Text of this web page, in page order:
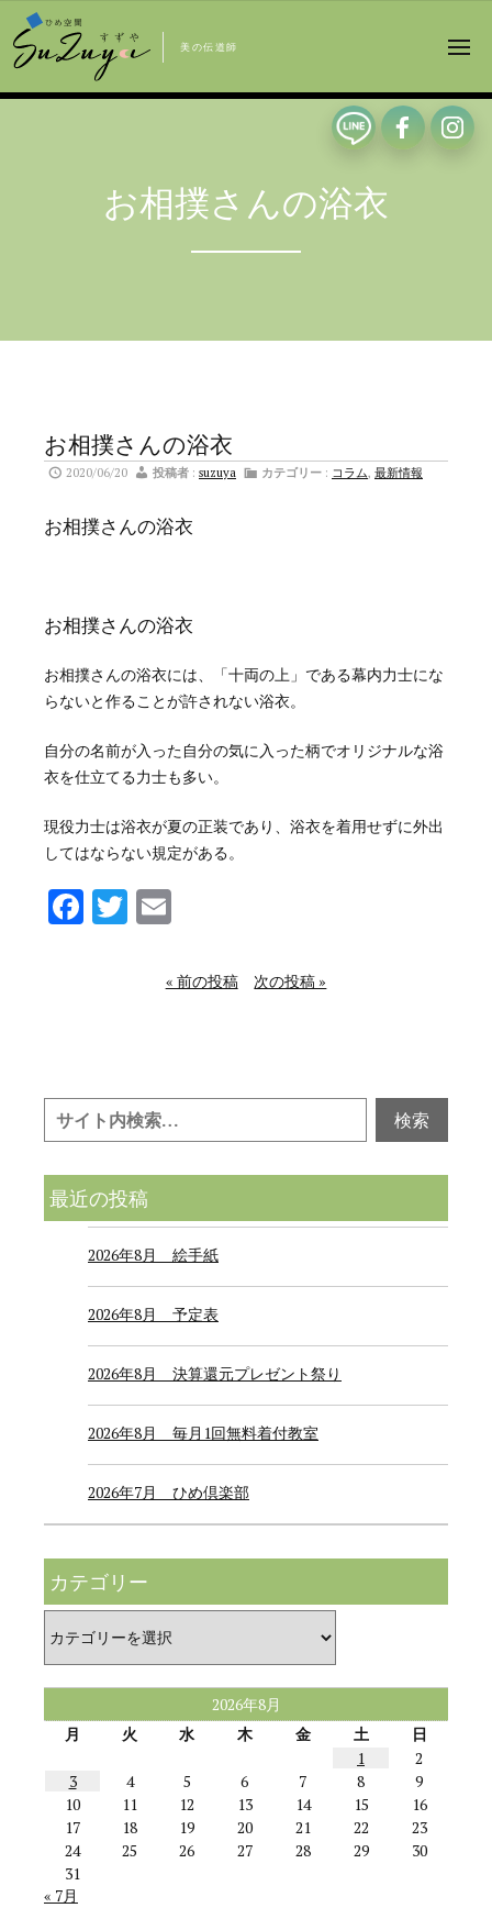
美の伝道師
お相撲さんの浴衣
お相撲さんの浴衣
2020/06/20 投稿者 : suzuya カテゴリー : コラム, 最新情報
お相撲さんの浴衣
お相撲さんの浴衣
お相撲さんの浴衣には、「十両の上」である幕内力士にな
らないと作ることが許されない浴衣。
自分の名前が入った自分の気に入った柄でオリジナルな浴
衣を仕立てる力士も多い。
現役力士は浴衣が夏の正装であり、浴衣を着用せずに外出
してはならない規定がある。
Facebook
Twitter
« 前の投稿 次の投稿 »
最近の投稿
2026年8月 絵手紙
2026年8月 予定表
2026年8月 決算還元プレゼント祭り
2026年8月 毎月1回無料着付教室
2026年7月 ひめ倶楽部
カテゴリー
テ
ゴ
リ
2026年8月
月
火 水 木 金 土
日
1
2
3
4 5 6 7 8
9
10
11 12 13 14 15
16
17
18 19 20 21 22
23
24
25 26 27 28 29
30
31
« 7月